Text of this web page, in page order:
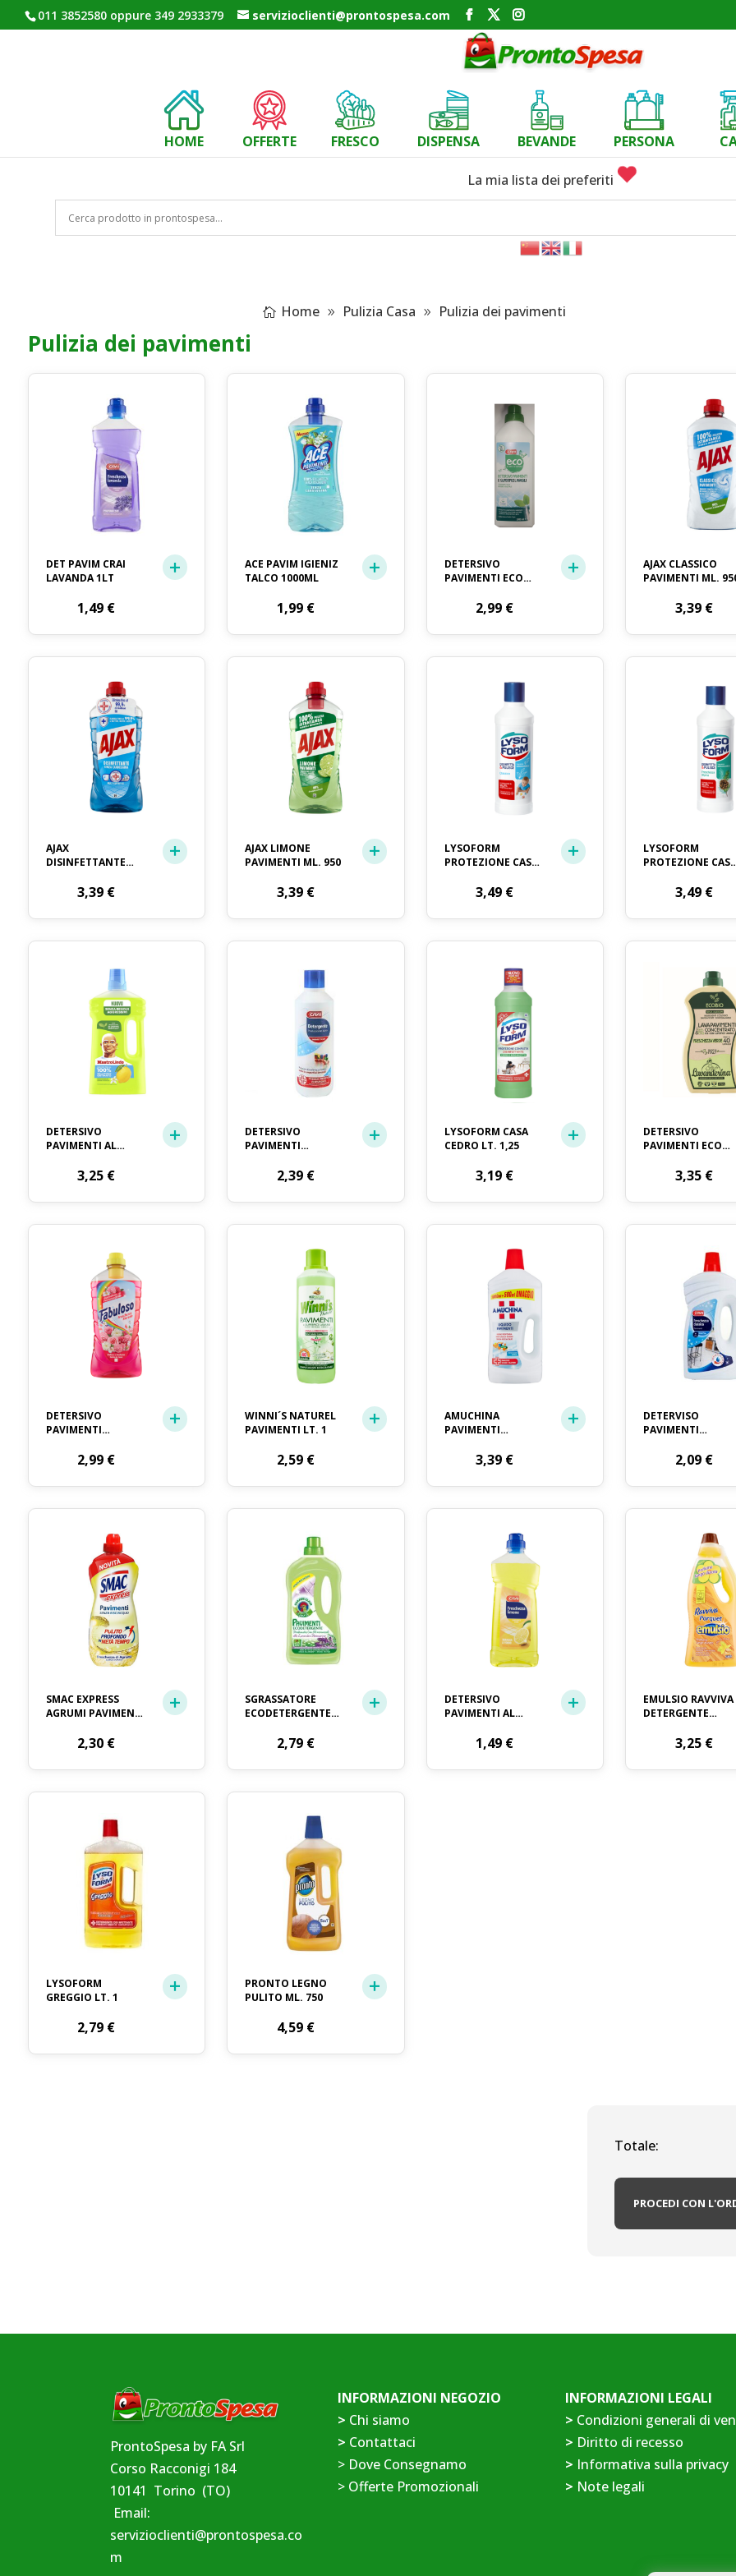
011 3852580 oppure 349 2933379 servizioclienti@prontospesa.com
HOME OFFERTE FRESCO DISPENSA BEVANDE PERSONA
La mia lista dei preferiti
Home Pulizia Casa Pulizia dei pavimenti
Pulizia dei pavimenti
DET PAVIM CRAI
LAVANDA 1LT
1,49 €
ACE PAVIM IGIENIZ
TALCO 1000ML
1,99 €
DETERSIVO
PAVIMENTI ECO
2,99 €
AJAX CLASSICO
PAVIMENTI ML.
3,39 €
AJAX
DISINFETTANTE
3,39 €
AJAX LIMONE
PAVIMENTI ML. 950
3,39 €
LYSOFORM
PROTEZIONE CASA
3,49 €
LYSOFORM
PROTEZIONE
ALPINA LT. 1,21
3,49 €
DETERSIVO
PAVIMENTI AL
MASTROLINDO LT.
3,25 €
DETERSIVO
PAVIMENTI
CRAI LT. 1
2,39 €
LYSOFORM CASA
CEDRO LT. 1,25
3,19 €
DETERSIVO
PAVIMENTI ECO
LAVANDERINA LT.
3,35 €
DETERSIVO
PAVIMENTI
PROFUMATO LT.
2,99 €
WINNI´S NATUREL
PAVIMENTI LT. 1
2,59 €
AMUCHINA
PAVIMENTI
3,39 €
DETERVISO
PAVIMENTI
2,09 €
SMAC EXPRESS
AGRUMI PAVIMENTI
2,30 €
SGRASSATORE
ECODETERGENTE
CHANTECLAIR LT. 1
2,79 €
DETERSIVO
PAVIMENTI AL
SGRASSANTE CRAI
1,49 €
EMULSIO RAVVIVA
DETERGENTE
3,25 €
LYSOFORM
GREGGIO LT. 1
2,79 €
PRONTO LEGNO
PULITO ML. 750
4,59 €
Totale:
PROCEDI CON
ProntoSpesa by FA Srl
Corso Racconigi 184
10141 Torino (TO)
Email:
servizioclienti@prontospesa.co
m
INFORMAZIONI NEGOZIO
> Chi siamo
> Contattaci
> Dove Consegnamo
> Offerte Promozionali
INFORMAZIONI LEGALI
> Condizioni generali di
> Diritto di recesso
> Informativa sulla privacy
> Note legali